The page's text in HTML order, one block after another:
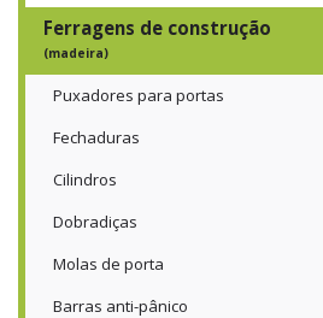
Ferragens de construção
(madeira)
Puxadores para portas
Fechaduras
Cilindros
Dobradiças
Molas de porta
Barras anti-pânico